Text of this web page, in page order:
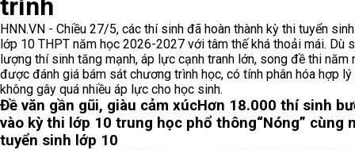
trình
HNN.VN - Chiều 27/5, các thí sinh đã hoàn thành kỳ thi tuyển
lớp 10 THPT năm học 2026-2027 với tâm thế khá thoải mái. Dù
lượng thí sinh tăng mạnh, áp lực cạnh tranh lớn, song đề thi năm
được đánh giá bám sát chương trình học, có tính phân hóa hợp lý
không gây quá nhiều áp lực cho học sinh.
Đề văn gần gũi, giàu cảm xúcHơn 18.000 thí sinh
vào kỳ thi lớp 10 trung học phổ thông“Nóng” cùng
tuyển sinh lớp 10